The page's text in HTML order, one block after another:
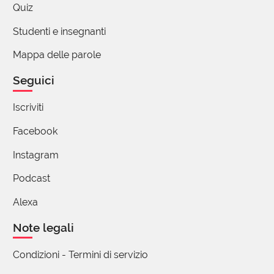
indiano, il lamellibranchio, alligna?"
8 reazioni
Ancora lo ricorda? Meraviglioso
Per me però “allignare” ha una connotazione un po’
più “sinistra” e negativa di attecchire. Io non riesco a
vederli come sinonimi.
4 reazioni
Quiz
Studenti e insegnanti
Mappa delle parole
Seguici
Iscriviti
Facebook
Instagram
Podcast
Alexa
Note legali
Condizioni - Termini di servizio